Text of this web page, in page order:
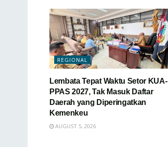
REGIONAL
Lembata Tepat Waktu Setor KUA-
PPAS 2027, Tak Masuk Daftar
Daerah yang Diperingatkan
Kemenkeu
AUGUST 5, 2026